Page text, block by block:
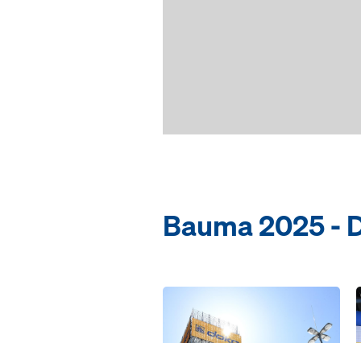
Bauma 2025 -
Open